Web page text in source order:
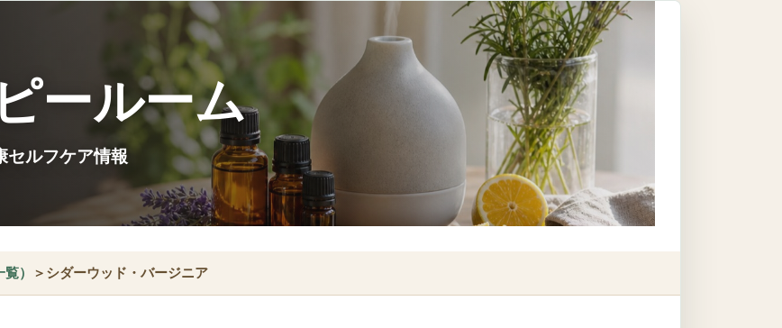
ールーム
セルフケア情報
） ＞シダーウッド・バージニア